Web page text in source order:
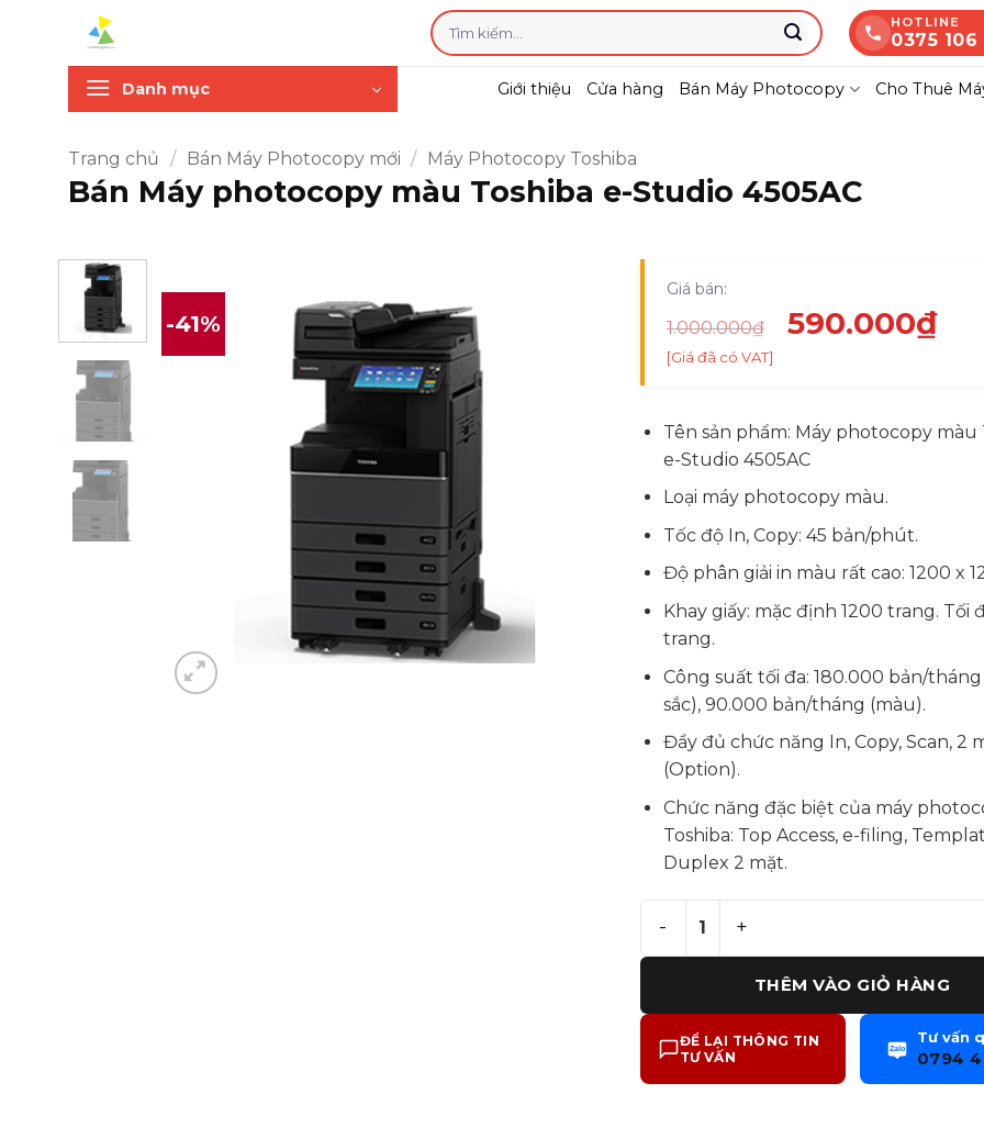
Tìm
kiếm:
HOTLINE
0375 106
Danh mục Giới thiệu Cửa hàng Bán Máy Photocopy Cho Thuê
Trang chủ / Bán Máy Photocopy mới / Máy Photocopy Toshiba
Bán Máy photocopy màu Toshiba e-Studio 4505AC
-41%
Giá bán:
1.000.000₫
Giá
1.000.000₫.
590.000₫Giá
là:
[Giá đã có VAT]
Tên sản phẩm: Máy photocopy màu
e-Studio 4505AC
Loại máy photocopy màu.
Tốc độ In, Copy: 45 bản/phút.
Độ phân giải in màu rất cao: 1200 x
Khay giấy: mặc định 1200 trang. Tối
trang.
Công suất tối đa: 180.000 bản/
sắc), 90.000 bản/tháng (màu).
Đầy đủ chức năng In, Copy, Scan, 2
(Option).
Chức năng đặc biệt của máy
Toshiba: Top Access, e-filing,
Duplex 2 mặt.
Bán Máy photocopy màu Toshiba
THÊM VÀO GIỎ HÀNG
ĐỂ LẠI THÔNG TIN
TƯ VẤN
Zalo
Tư vấn
0794